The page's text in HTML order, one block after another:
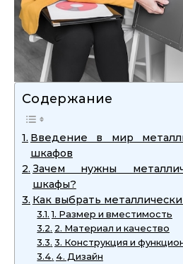
Содержание
Введение в мир
шкафов
Зачем нужны
шкафы?
Как выбрать
1. Размер и вместимость
2. Материал и качество
3. Конструкция и
4. Дизайн